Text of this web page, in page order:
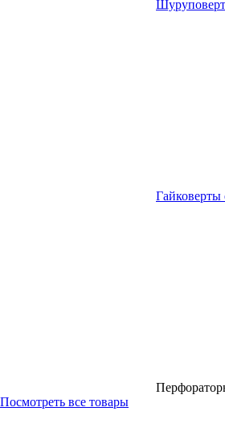
Гайковерты
Посмотреть все товары